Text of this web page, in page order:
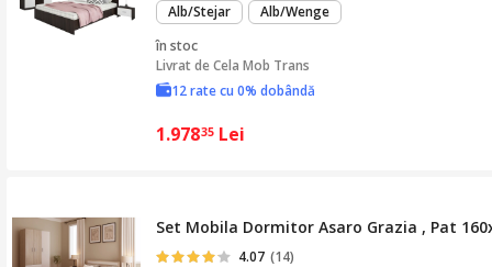
Alb/Stejar
Alb/Wenge
în stoc
Livrat deCela Mob Trans
12 rate cu 0% dobândă
1.97835 Lei
Set Mobila Dormitor Asaro Grazia , Pat
4.07 (14)